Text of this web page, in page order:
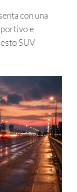
con una
e
SUV